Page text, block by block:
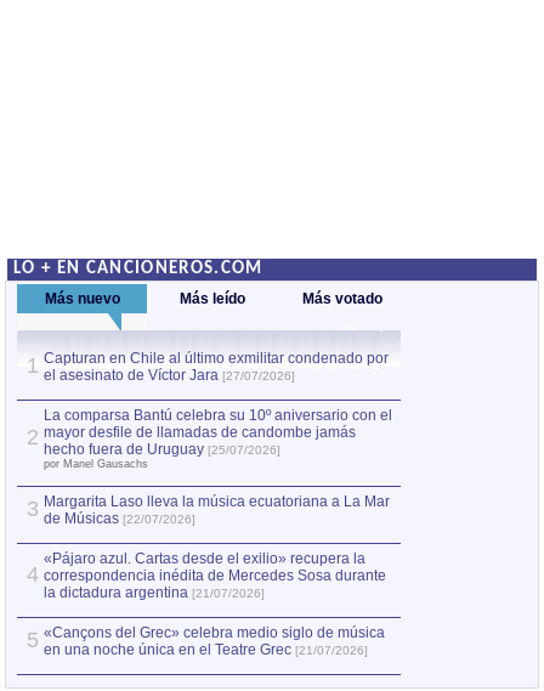
LO + EN CANCIONEROS.COM
Más nuevo Más leído Más votado
1 Capturan en Chile al último exmilitar condenado por
el asesinato de Víctor Jara [27/07/2026]
2
La comparsa Bantú celebra su 10º aniversario con el
mayor desfile de llamadas de candombe jamás
hecho fuera de Uruguay [25/07/2026]
por Manel Gausachs
3 Margarita Laso lleva la música ecuatoriana a La Mar
de Músicas [22/07/2026]
4
«Pájaro azul. Cartas desde el exilio» recupera la
correspondencia inédita de Mercedes Sosa durante
la dictadura argentina [21/07/2026]
5 «Cançons del Grec» celebra medio siglo de música
en una noche única en el Teatre Grec [21/07/2026]